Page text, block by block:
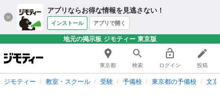
アプリならお得な情報を見逃さない！
インストール アプリで開く
地元の掲示板 ジモティー 東京版
東京都 検索 ログイン 投稿
ジモティー 教室・スクール 受験 予備校 東京都の予備校 文